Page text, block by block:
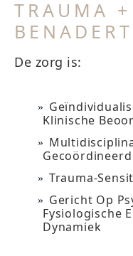
TRAUMA
BENADERT
De zorg is:
Klinische
Gecoördineerd
Trauma-
Gericht Op
Fysiologische
Dynamiek